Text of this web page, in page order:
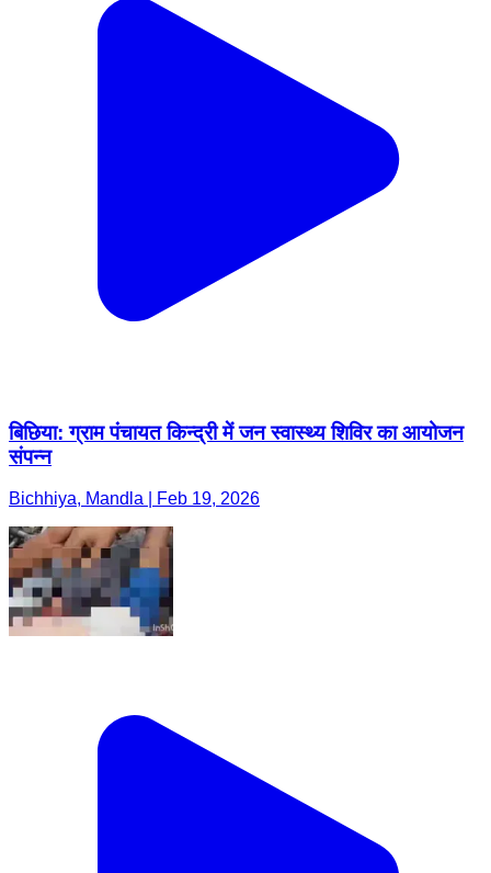
बिछिया: ग्राम पंचायत किन्द्री में जन स्वास्थ्य शिविर का आयोजन
संपन्न
Bichhiya, Mandla | Feb 19, 2026